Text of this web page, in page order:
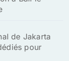
de Jakarta
pour